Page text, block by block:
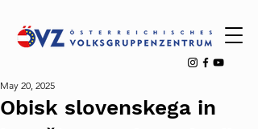
Obisk slovenskega in
May 20, 2025